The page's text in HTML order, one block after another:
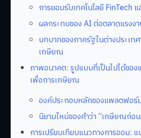
การยอมรับเทคโนโลยี FinTech
ผลกระทบของ AI ต่อตลาดแรงง
บทบาทของภาครัฐในต่างประเท
เกษียณ
ภาพอนาคต: รูปแบบที่เป็นไปได้ขอ
เพื่อการเกษียณ
องค์ประกอบหลักของแพลตฟอร์
นิยามใหม่ของคำว่า “เกษียณก่อ
การเปรียบเทียบแนวทางการออม: